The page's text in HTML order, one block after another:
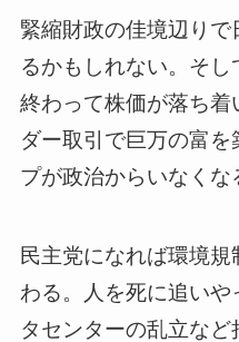
緊縮財政の佳境辺り
るかもしれない。そ
終わって株価が落ち着
ダー取引で巨万の富
プが政治からいなくな
民主党になれば環境
わる。人を死に追い
タセンターの乱立など